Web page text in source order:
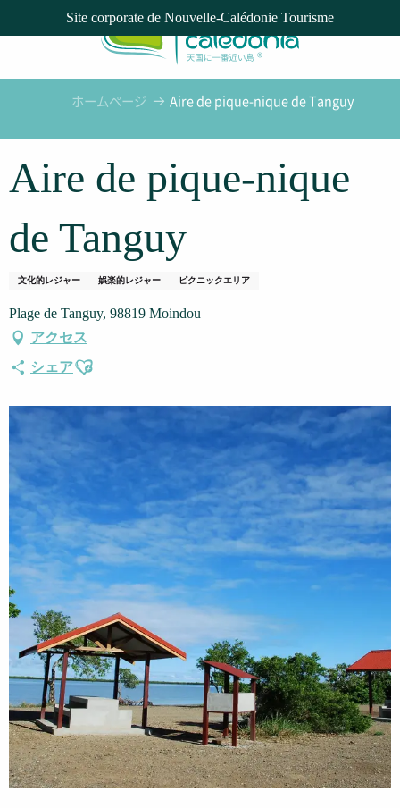
Site corporate de Nouvelle-Calédonie Tourisme
ホームページ Aire de pique-nique de Tanguy
Aire de pique-nique
de Tanguy
文化的レジャー 娯楽的レジャー ピクニックエリア
Plage de Tanguy, 98819 Moindou
アクセス
シェアAjouter aux favoris